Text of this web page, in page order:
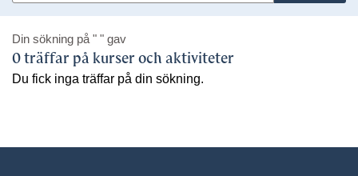
Din sökning på " " gav
0 träffar på kurser och aktiviteter
Du fick inga träffar på din sökning.